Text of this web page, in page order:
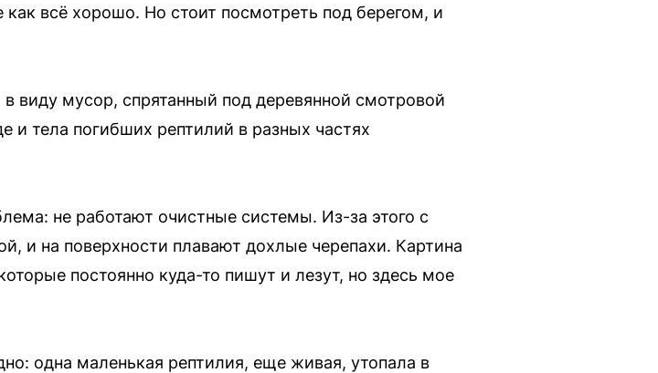
всё хорошо. Но стоит посмотреть под берегом, и
виду мусор, спрятанный под деревянной смотровой
и тела погибших рептилий в разных частях
не работают очистные системы. Из-за этого с
и на поверхности плавают дохлые черепахи. Картина
постоянно куда-то пишут и лезут, но здесь мое
одна маленькая рептилия, еще живая, утопала в